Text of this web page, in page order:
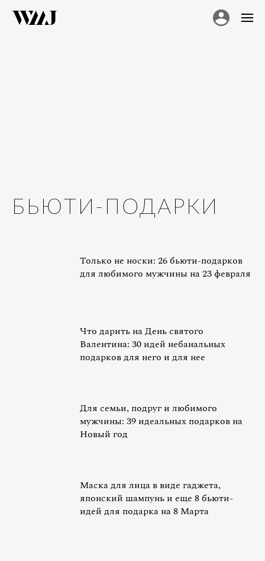
БЬЮТИ-ПОДАРКИ
Только не носки: 26 бьюти-подарков
для любимого мужчины на 23 февраля
Что дарить на День святого
Валентина: 30 идей небанальных
подарков для него и для нее
Для семьи, подруг и любимого
мужчины: 39 идеальных подарков на
Новый год
Маска для лица в виде гаджета,
японский шампунь и еще 8 бьюти-
идей для подарка на 8 Марта